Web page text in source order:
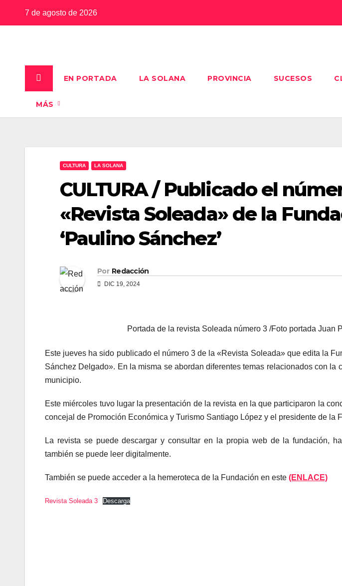
7 de agosto de 2026
EN PORTADA LA SOLANA PROVINCIA SUCESOS
MÁS
CULTURA LA SOLANA
CULTURA / Publicado el
«Revista Soleada» de la
‘Paulino Sánchez’
Por Redacción
DIC 19, 2024
Portada de la revista Soleada número 3 /Foto portada Juan
Este jueves ha sido publicado el número 3 de la «Revista Soleada» que edita la
Sánchez Delgado». En la misma se abordan diferentes temas relacionados con la
municipio.
Este miércoles tuvo lugar la presentación de la revista en la que participaron la
concejal de Promoción Económica y Turismo Santiago López y el presidente de la
La revista se puede descargar y consultar en la propia web de la fundación,
también se puede leer digitalmente.
También se puede acceder a la hemeroteca de la Fundación en este (ENLACE)
Revista Soleada 3 Descarga